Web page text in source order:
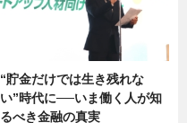
“貯金だけでは生き残れな
い”時代に──いま働く人が知
るべき金融の真実